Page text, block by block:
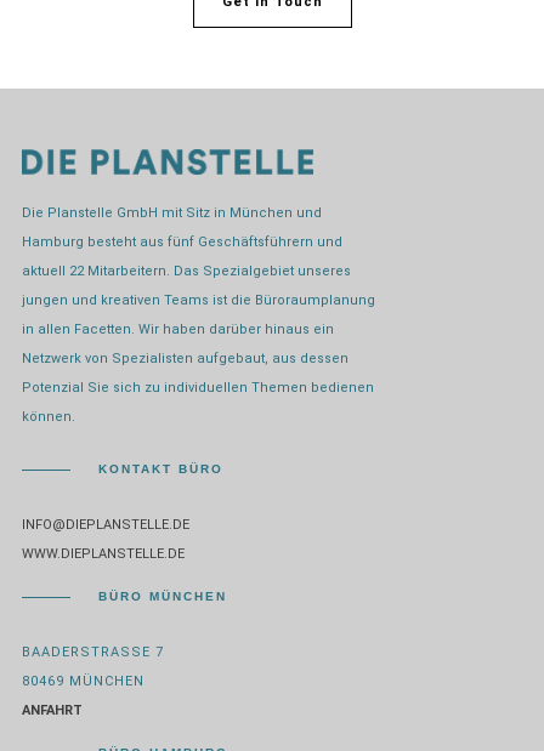
Die Planstelle GmbH mit Sitz in München und
Hamburg besteht aus fünf Geschäftsführern und
aktuell 22 Mitarbeitern. Das Spezialgebiet unseres
jungen und kreativen Teams ist die Büroraumplanung
in allen Facetten. Wir haben darüber hinaus ein
Netzwerk von Spezialisten aufgebaut, aus dessen
Potenzial Sie sich zu individuellen Themen bedienen
können.
KONTAKT BÜRO
INFO@DIEPLANSTELLE.DE
WWW.DIEPLANSTELLE.DE
BÜRO MÜNCHEN
BAADERSTRASSE 7
80469 MÜNCHEN
ANFAHRT